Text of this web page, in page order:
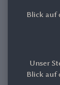
Blick auf
Unser
Blick auf